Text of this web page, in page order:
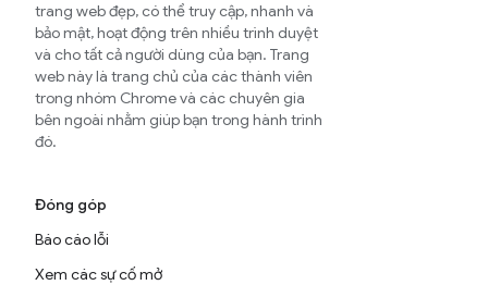
trang web đẹp, có thể truy cập, nhanh và
bảo mật, hoạt động trên nhiều trình duyệt
và cho tất cả người dùng của bạn. Trang
web này là trang chủ của các thành viên
trong nhóm Chrome và các chuyên gia
bên ngoài nhằm giúp bạn trong hành trình
đó.
Đóng góp
Báo cáo lỗi
Xem các sự cố mở